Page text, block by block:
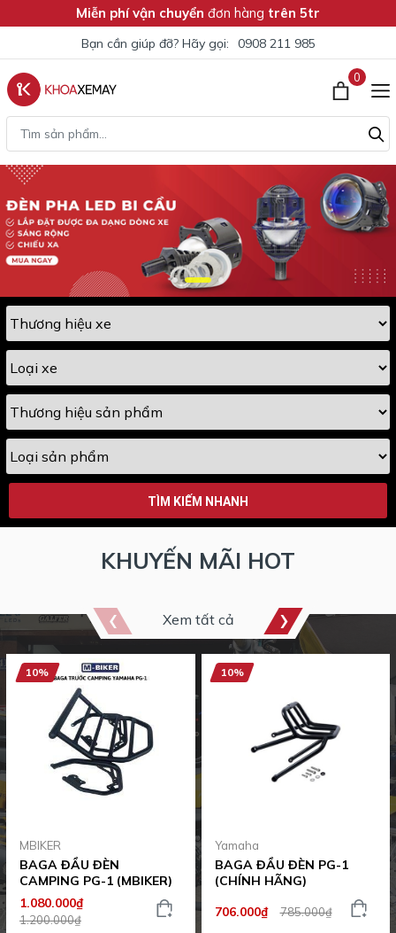
Miễn phí vận chuyển đơn hàng trên 5tr
Bạn cần giúp đỡ? Hãy gọi: 0908 211 985
0
TÌM KIẾM NHANH
KHUYẾN MÃI HOT
Xem tất cả
10%
MBIKER
BAGA ĐẦU ĐÈN
CAMPING PG-1 (MBIKER)
1.080.000₫
1.200.000₫
10%
Yamaha
BAGA ĐẦU ĐÈN PG-1
(CHÍNH HÃNG)
706.000₫
785.000₫